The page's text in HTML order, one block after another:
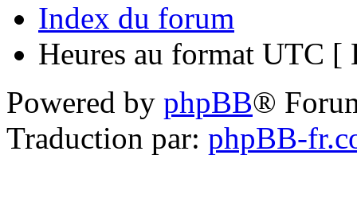
Index du forum
Heures au format UTC [
Powered by phpBB®
Traduction par: phpBB-